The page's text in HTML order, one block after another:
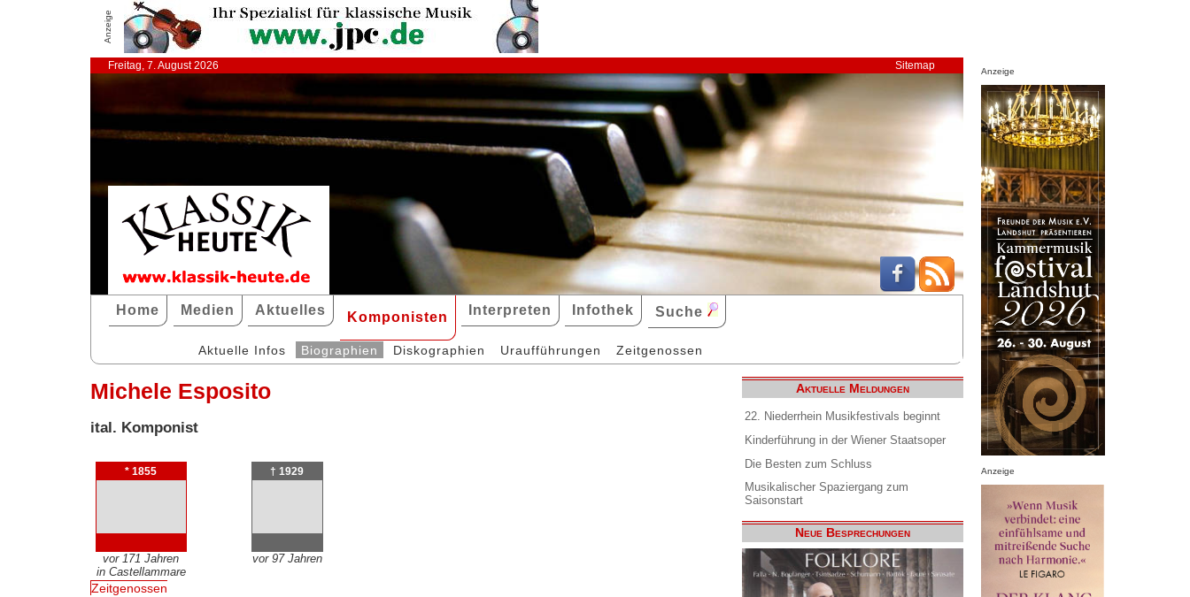
Anzeige
Freitag, 7. August 2026 Sitemap
Home Medien Aktuelles Komponisten Interpreten Infothek Suche
Aktuelle Infos Biographien Diskographien Uraufführungen Zeitgenossen
Michele Esposito
ital. Komponist
* 1855
vor 171 Jahren
in Castellammare
† 1929
vor 97 Jahren
Zeitgenossen
Aktuelle Meldungen
22. Niederrhein Musikfestivals beginnt
Kinderführung in der Wiener Staatsoper
Die Besten zum Schluss
Musikalischer Spaziergang zum
Saisonstart
Neue Besprechungen
Anzeige
Anzeige